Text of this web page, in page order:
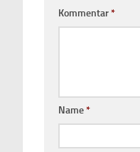
Kommentar*
Name*